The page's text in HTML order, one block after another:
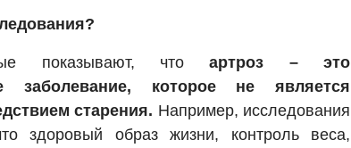
показывают, чтоартроз – это
заболевание, которое не является
старения. Например, исследования
здоровый образ жизни, контроль веса,